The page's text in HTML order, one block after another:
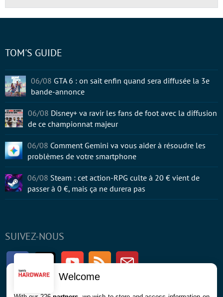
SUIVEZ-NOUS
FacebookTwitter Youtube RSS Newsletter
TOM'S GUIDE
06/08 GTA 6 : on sait enfin quand sera diffusée la 3e
bande-annonce
06/08 Disney+ va ravir les fans de foot avec la diffusion
de ce championnat majeur
06/08 Comment Gemini va vous aider à résoudre les
problèmes de votre smartphone
06/08 Steam : cet action-RPG culte à 20 € vient de
passer à 0 €, mais ça ne durera pas
Welcome